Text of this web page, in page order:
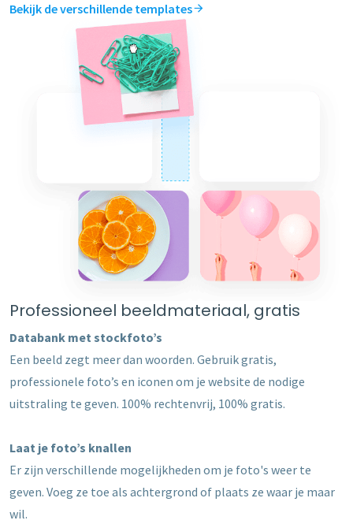
Bekijk de verschillende templates
Professioneel beeldmateriaal, gratis
Databank met stockfoto’s
Een beeld zegt meer dan woorden. Gebruik gratis,
professionele foto’s en iconen om je website de nodige
uitstraling te geven. 100% rechtenvrij, 100% gratis.
Laat je foto’s knallen
Er zijn verschillende mogelijkheden om je foto's weer te
geven. Voeg ze toe als achtergrond of plaats ze waar je maar
wil.